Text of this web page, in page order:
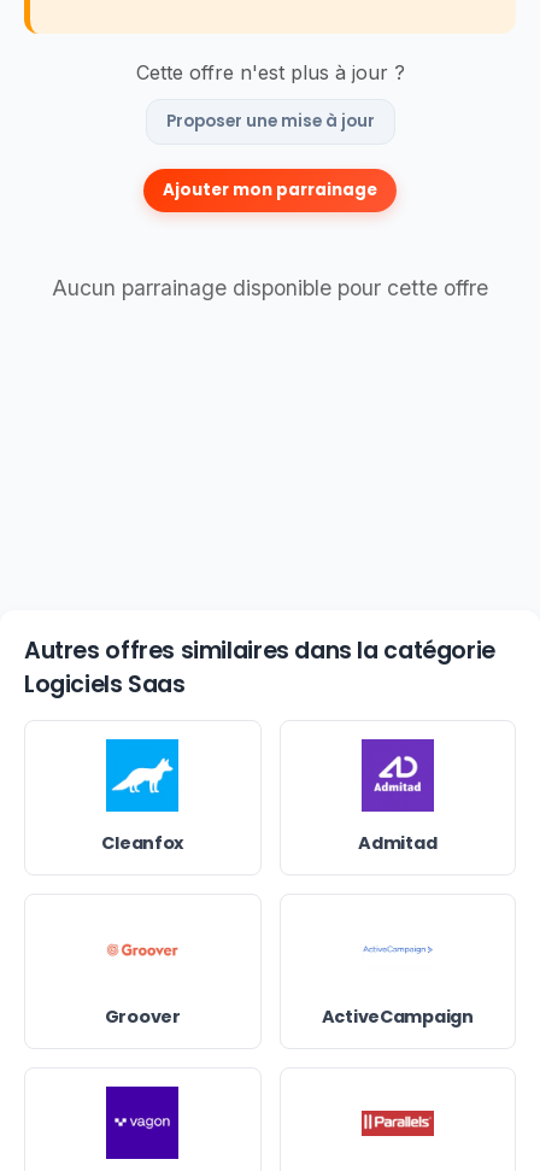
Cette offre n'est plus à jour ?
Proposer une mise à jour
Ajouter mon parrainage
Aucun parrainage disponible pour cette offre
Autres offres similaires dans la catégorie
Logiciels Saas
Cleanfox Admitad
Groover ActiveCampaign